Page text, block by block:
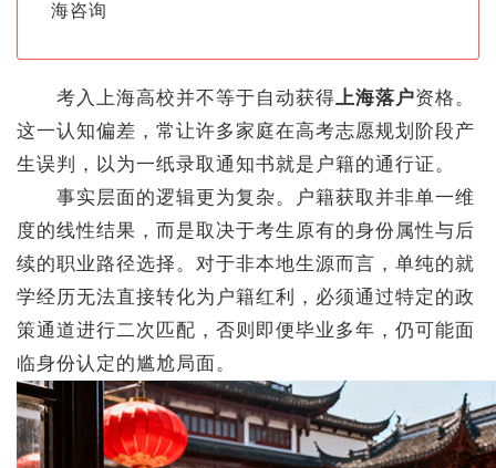
海咨询
考入上海高校并不等于自动获得上海落户资格。
这一认知偏差，常让许多家庭在高考志愿规划阶段产
生误判，以为一纸录取通知书就是户籍的通行证。
事实层面的逻辑更为复杂。户籍获取并非单一维
度的线性结果，而是取决于考生原有的身份属性与后
续的职业路径选择。对于非本地生源而言，单纯的就
学经历无法直接转化为户籍红利，必须通过特定的政
策通道进行二次匹配，否则即便毕业多年，仍可能面
临身份认定的尴尬局面。